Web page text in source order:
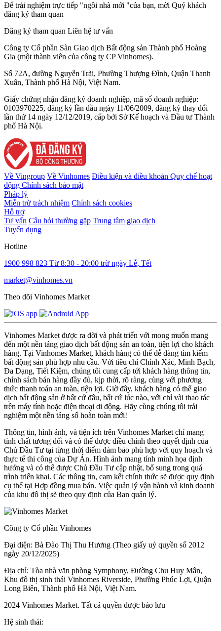
Để trải nghiệm trực tiếp "ngôi nhà mới "của bạn, mời Quý khách
đăng ký tham quan
Đăng ký tham quan Liên hệ tư vấn
Công ty Cổ phần Sàn Giao dịch Bất động sản Thành phố Hoàng
Gia (một thành viên của công ty CP Vinhomes).
Số 72A, đường Nguyễn Trãi, Phường Thượng Đình, Quận Thanh
Xuân, Thành phố Hà Nội, Việt Nam.
Giấy chứng nhận đăng ký doanh nghiệp, mã số doanh nghiệp:
0103970225, đăng ký lần đầu ngày 11/06/2009, đăng ký thay đổi
lần thứ 14 ngày 12/12/2019, cấp bởi Sở Kế hoạch và Đầu tư Thành
phố Hà Nội.
Về Vingroup Về Vinhomes Điều kiện và điều khoản Quy chế hoạt
động Chính sách bảo mật
Pháp lý
Miễn trừ trách nhiệm Chính sách cookies
Hỗ trợ
Tư vấn Câu hỏi thường gặp Trung tâm giao dịch
Tuyển dụng
Hotline
1900 998 823 Từ 8:30 - 20:00 trừ ngày Lễ, Tết
market@vinhomes.vn
Theo dõi Vinhomes Market
Vinhomes Market được ra đời và phát triển với mong muốn mang
đến một nền tảng giao dịch bất động sản an toàn, tiện lợi cho khách
hàng. Tại Vinhomes Market, khách hàng có thể dễ dàng tìm kiếm
bất động sản phù hợp nhu cầu. Với tiêu chí Chính Xác, Minh Bạch,
Đa Dạng, Tiết Kiệm, chúng tôi cung cấp tới khách hàng thông tin,
chính sách bán hàng đầy đủ, kịp thời, rõ ràng, cùng với phương
thức thanh toán an toàn, tiện lợi. Giờ đây, khách hàng có thể giao
dịch bất động sản ở bất cứ đâu, bất cứ lúc nào, với chỉ vài thao tác
trên máy tính hoặc điện thoại di động. Hãy cùng chúng tôi trải
nghiệm một nền tảng số hoàn toàn mới!
Thông tin, hình ảnh, và tiện ích trên Vinhomes Market chỉ mang
tính chất tương đối và có thể được điều chỉnh theo quyết định của
Chủ Đầu Tư tại từng thời điểm đảm bảo phù hợp với quy hoạch và
thực tế thi công của Dự Án. Hình ảnh mang tính minh họa định
hướng và có thể được Chủ Đầu Tư cập nhật, bổ sung trong quá
trình triển khai. Các thông tin, cam kết chính thức sẽ được quy định
cụ thể tại Hợp đồng mua bán. Việc quản lý vận hành và kinh doanh
của khu đô thị sẽ theo quy định của Ban quản lý.
Công ty Cổ phần Vinhomes
Đại diện: Bà Đào Thị Thu Hương (Theo giấy uỷ quyền số 2012
ngày 20/12/2025)
Địa chỉ: Tòa nhà văn phòng Symphony, Đường Chu Huy Mân,
Khu đô thị sinh thái Vinhomes Riverside, Phường Phúc Lợi, Quận
Long Biên, Thành phố Hà Nội, Việt Nam.
2024 Vinhomes Market. Tất cả quyền được bảo lưu
Hệ sinh thái: